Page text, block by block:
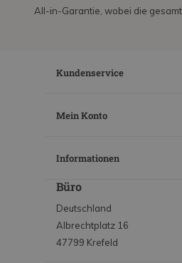
All-in-Garantie, wobei die
Kundenservice
Mein Konto
Informationen
Büro
Deutschland
Albrechtplatz 16
47799 Krefeld